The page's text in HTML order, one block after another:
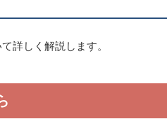
詳しく解説します。